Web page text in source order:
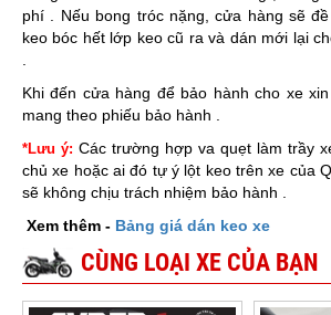
phí . Nếu bong tróc nặng, cửa hàng sẽ
keo bóc hết lớp keo cũ ra và dán mới lại
Khi đến cửa hàng để bảo hành cho xe
mang theo phiếu bảo hành .
*Lưu ý: Các trường hợp va quẹt làm trầy
chủ xe hoặc ai đó tự ý lột keo trên xe của
sẽ không chịu trách nhiệm bảo hành .
Xem thêm - Bảng giá dán keo xe
CÙNG LOẠI XE CỦA BẠN